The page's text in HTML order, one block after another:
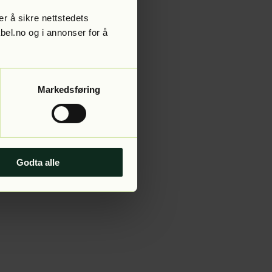
å sikre nettstedets
og i annonser for å
Markedsføring
Godta alle